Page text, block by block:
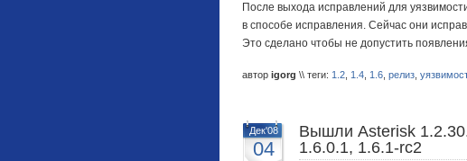
После выхода исправлений для
в способе исправления. Сейчас они
Это сделано чтобы не допустить
автор igorg \\ теги: 1.2 1.4 1.6 релиз
Дек'08
04
Вышли Asterisk
1.6.0.1, 1.6.1-rc2